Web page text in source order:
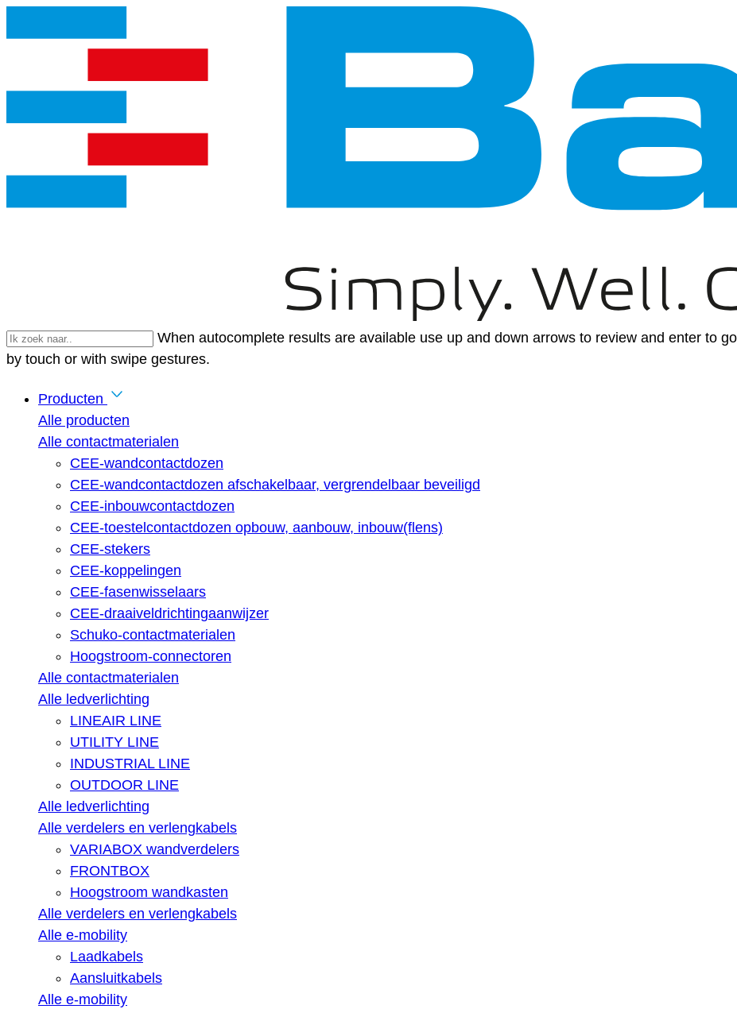
When autocomplete results are available use up and down arrows to review and enter to
by touch or with swipe gestures.
Producten
Alle producten
Alle contactmaterialen
CEE-wandcontactdozen
CEE-wandcontactdozen afschakelbaar, vergrendelbaar beveiligd
CEE-inbouwcontactdozen
CEE-toestelcontactdozen opbouw, aanbouw, inbouw(flens)
CEE-stekers
CEE-koppelingen
CEE-fasenwisselaars
CEE-draaiveldrichtingaanwijzer
Schuko-contactmaterialen
Hoogstroom-connectoren
Alle contactmaterialen
Alle ledverlichting
LINEAIR LINE
UTILITY LINE
INDUSTRIAL LINE
OUTDOOR LINE
Alle ledverlichting
Alle verdelers en verlengkabels
VARIABOX wandverdelers
FRONTBOX
Hoogstroom wandkasten
Alle verdelers en verlengkabels
Alle e-mobility
Laadkabels
Aansluitkabels
Alle e-mobility